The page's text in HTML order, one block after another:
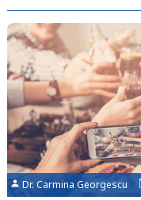
Dr. Carmina Georgescu